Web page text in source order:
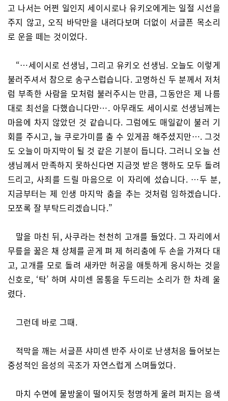
고 나서는 어쩐 일인지 세이시로나 유키오에게는 일절 시선을
주지 않고, 오직 바닥만을 내려다보며 더없이 서글픈 목소리
로 운을 떼는 것이었다.
“…세이시로 선생님, 그리고 유키오 선생님. 오늘도 이렇게
불러주셔서 참으로 송구스럽습니다. 고명하신 두 분께서 저처
럼 부족한 사람을 모처럼 불러주시는 만큼, 그동안은 제 나름
대로 최선을 다했습니다만…. 아무래도 세이시로 선생님께는
마음에 차지 않았던 것 같습니다. 그럼에도 매일같이 불러 기
회를 주시고, 늘 쿠로가미를 출 수 있게끔 해주셨지만…. 그것
도 오늘이 마지막이 될 것 같은 기분이 듭니다. 그러니 오늘 선
생님께서 만족하지 못하신다면 지금껏 받은 행하도 모두 돌려
드리고, 사죄를 드릴 마음으로 이 자리에 섰습니다. …두 분,
지금부터는 제 인생 마지막 춤을 추는 것처럼 임하겠습니다.
모쪼록 잘 부탁드리겠습니다.”
말을 마친 뒤, 사쿠라는 천천히 고개를 들었다. 그 자리에서
무릎을 꿇은 채 상체를 곧게 펴 제 허리춤에 두 손을 가져다 대
고, 고개를 모로 돌려 새카만 허공을 애틋하게 응시하는 것을
신호로, ‘탁’ 하며 샤미센 몸통을 두드리는 소리가 한 차례 울
렸다.
그런데 바로 그때.
적막을 깨는 서글픈 샤미센 반주 사이로 난생처음 들어보는
중성적인 음성의 곡조가 자연스럽게 스며들었다.
마치 수면에 물방울이 떨어지듯 청명하게 울려 퍼지는 음색